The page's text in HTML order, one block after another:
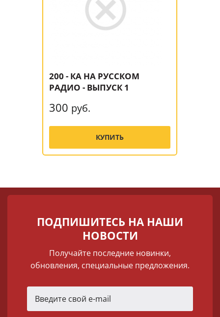
200 - КА НА РУССКОМ
РАДИО - ВЫПУСК 1
300 руб.
КУПИТЬ
ПОДПИШИТЕСЬ НА НАШИ
НОВОСТИ
Получайте последние новинки,
обновления, специальные предложения.